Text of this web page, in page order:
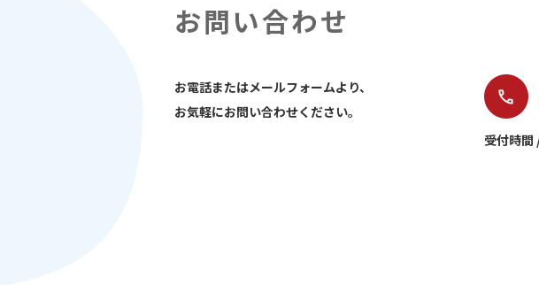
お問い合わせ
お電話またはメールフォームより、
お気軽にお問い合わせください。
受付時間